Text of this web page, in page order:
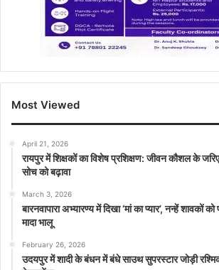
Most Viewed
April 21, 2026
रायपुर में शिक्षकों का विशेष प्रशिक्षण: जीवन कौशल के
सोच को बढ़ावा
March 3, 2026
बारनवापारा अभ्यारण्य में दिखा ‘मां का प्यार’, नन्हें शावकों
मादा भालू
February 26, 2026
उदयपुर में शादी के बंधन में बंधे साउथ सुपरस्टार जोड़ी